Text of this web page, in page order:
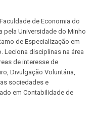
de Economia do
pela Universidade do Minho
de Especialização em
Leciona disciplinas na área
de interesse de
Divulgação Voluntária,
sociedades e
em Contabilidade de